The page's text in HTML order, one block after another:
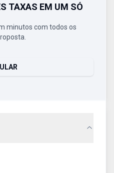
TAXAS EM UM SÓ
minutos com todos os